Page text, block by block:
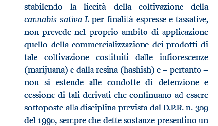
stabilendo la liceità della coltivazione della
cannabis sativa L per finalità espresse e tassative,
non prevede nel proprio ambito di applicazione
quello della commercializzazione dei prodotti di
tale coltivazione costituiti dalle infiorescenze
(marijuana) e dalla resina (hashish) e − pertanto −
non si estende alle condotte di detenzione e
cessione di tali derivati che continuano ad essere
sottoposte alla disciplina prevista dal D.P.R. n. 309
del 1990, sempre che dette sostanze presentino un